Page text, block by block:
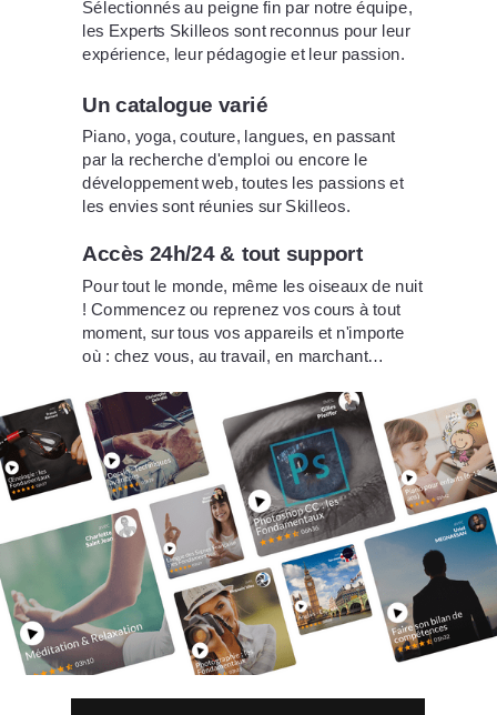
Pour tout le monde, même les oiseaux de nuit
! Commencez ou reprenez vos cours à tout
moment, sur tous vos appareils et n'importe
où : chez vous, au travail, en marchant…
Accès 24h/24 & tout support
Piano, yoga, couture, langues, en passant
par la recherche d'emploi ou encore le
développement web, toutes les passions et
les envies sont réunies sur Skilleos.
Sélectionnés au peigne fin par notre équipe,
les Experts Skilleos sont reconnus pour leur
expérience, leur pédagogie et leur passion.
Un catalogue varié